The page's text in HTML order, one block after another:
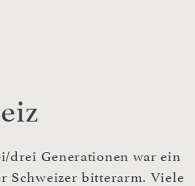
drei Generationen war ein
Schweizer bitterarm. Viele